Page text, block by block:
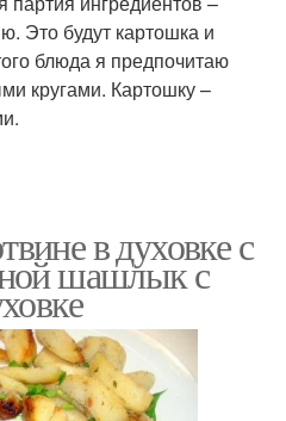
Это будут картошка и
блюда я предпочитаю
кругами. Картошку –
в духовке с
шашлык с